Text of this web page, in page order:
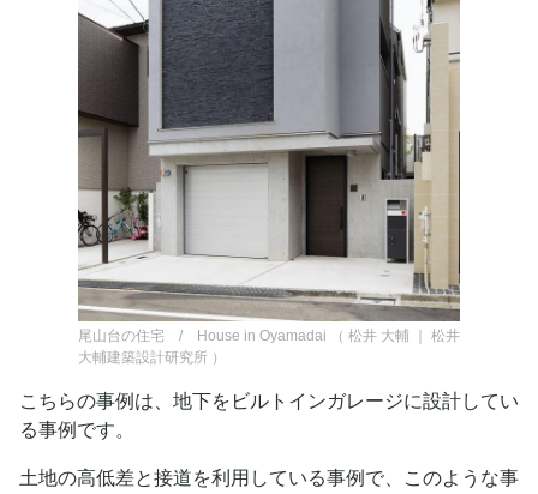
尾山台の住宅 / House in Oyamadai （ 松井 大輔 ｜ 松井
大輔建築設計研究所 ）
こちらの事例は、地下をビルトインガレージに設計してい
る事例です。
土地の高低差と接道を利用している事例で、このような事